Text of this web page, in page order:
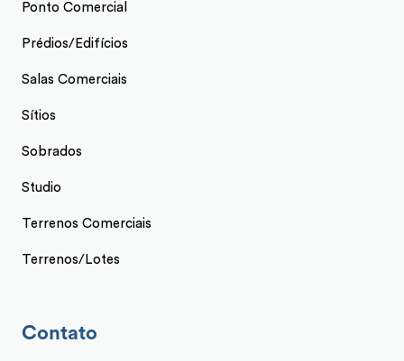
Ponto Comercial
Prédios/Edifícios
Salas Comerciais
Sítios
Sobrados
Studio
Terrenos Comerciais
Terrenos/Lotes
Contato